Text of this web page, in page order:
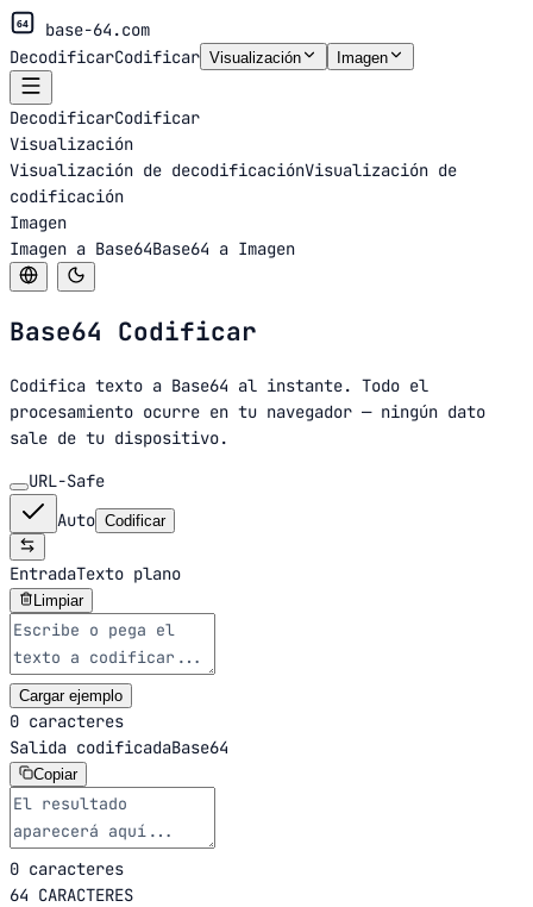
64
base-64.com
DecodificarCodificar Visualización Imagen
DecodificarCodificar
Visualización
Visualización de decodificaciónVisualización de
codificación
Imagen
Imagen a Base64Base64 a Imagen
Base64 Codificar
Codifica texto a Base64 al instante. Todo el
procesamiento ocurre en tu navegador — ningún dato
sale de tu dispositivo.
URL-Safe
Auto Codificar
EntradaTexto plano
Limpiar
Cargar ejemplo
0 caracteres
Salida codificadaBase64
Copiar
0 caracteres
64 CARACTERES